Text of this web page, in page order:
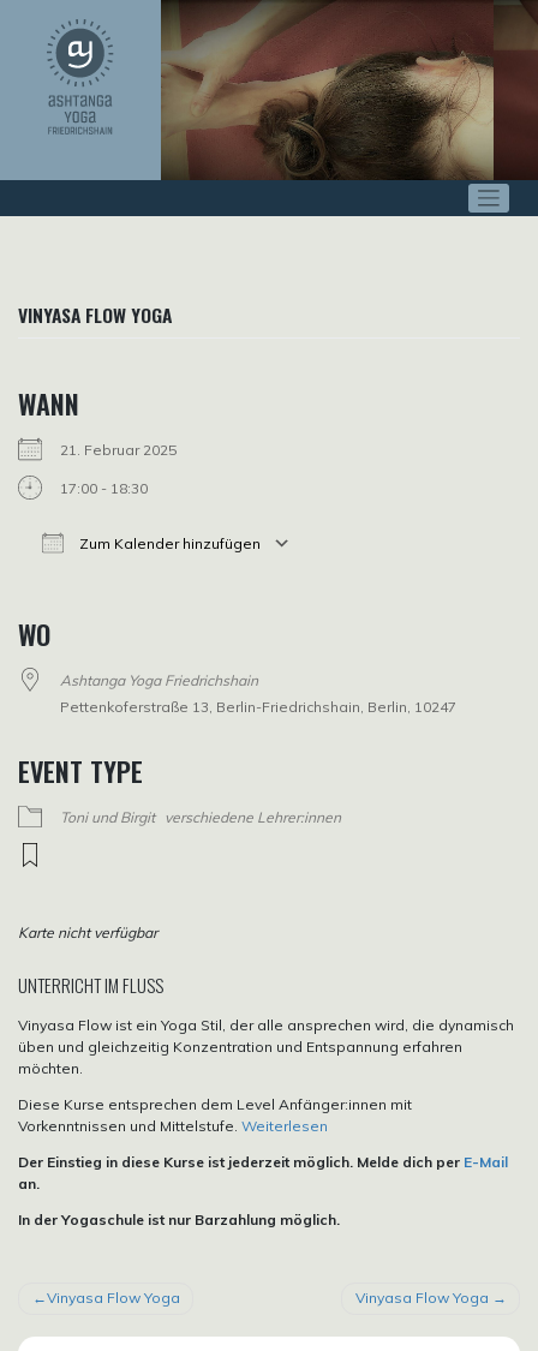
springen
VINYASA FLOW YOGA
WANN
21. Februar 2025
17:00 - 18:30
Zum Kalender hinzufügen
WO
Ashtanga Yoga Friedrichshain
Pettenkoferstraße 13, Berlin-Friedrichshain, Berlin, 10247
EVENT TYPE
Toni und Birgit verschiedene Lehrer:innen
Karte nicht verfügbar
UNTERRICHT IM FLUSS
Vinyasa Flow ist ein Yoga Stil, der alle ansprechen wird, die dynamisch
üben und gleichzeitig Konzentration und Entspannung erfahren
möchten.
Diese Kurse entsprechen dem Level Anfänger:innen mit
Vorkenntnissen und Mittelstufe. Weiterlesen
Der Einstieg in diese Kurse ist jederzeit möglich. Melde dich per E-Mail
an.
In der Yogaschule ist nur Barzahlung möglich.
BEITRAGSNAVIGATION
Vinyasa Flow Yoga Vinyasa Flow Yoga